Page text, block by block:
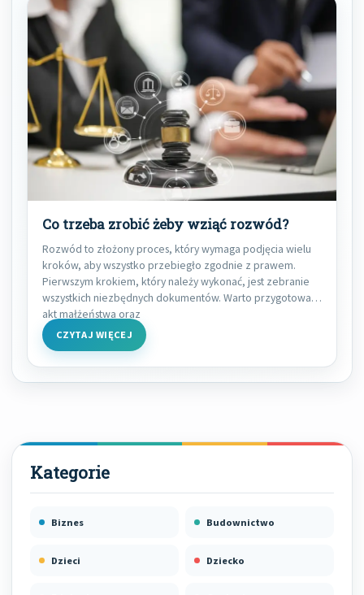
Co trzeba zrobić żeby wziąć rozwód?
Rozwód to złożony proces, który wymaga podjęcia wielu
kroków, aby wszystko przebiegło zgodnie z prawem.
Pierwszym krokiem, który należy wykonać, jest zebranie
wszystkich niezbędnych dokumentów. Warto przygotować
akt małżeństwa oraz
CZYTAJ WIĘCEJ
Biznes Budownictwo
Dzieci Dziecko